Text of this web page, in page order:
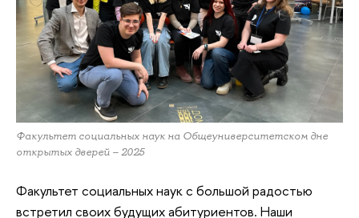
Факультет социальных наук на Общеуниверситетском дне
открытых дверей – 2025
Факультет социальных наук с большой радостью
встретил своих будущих абитуриентов. Наши